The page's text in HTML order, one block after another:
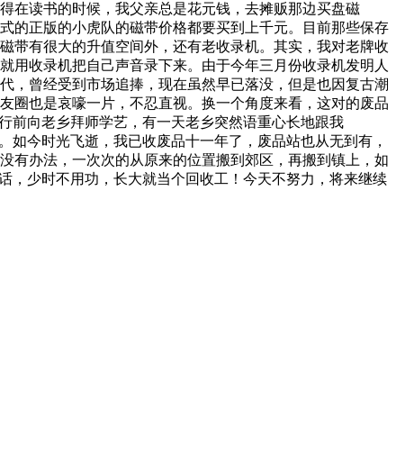
在读书的时候，我父亲总是花元钱，去摊贩那边买盘磁
正版的小虎队的磁带价格都要买到上千元。目前那些保存
很大的升值空间外，还有老收录机。其实，我对老牌收
用收录机把自己声音录下来。由于今年三月份收录机发明人
曾经受到市场追捧，现在虽然早已落没，但是也因复古潮
圈也是哀嚎一片，不忍直视。换一个角度来看，这对的废品
前向老乡拜师学艺，有一天老乡突然语重心长地跟我
今时光飞逝，我已收废品十一年了，废品站也从无到有，
有办法，一次次的从原来的位置搬到郊区，再搬到镇上，如
，少时不用功，长大就当个回收工！今天不努力，将来继续